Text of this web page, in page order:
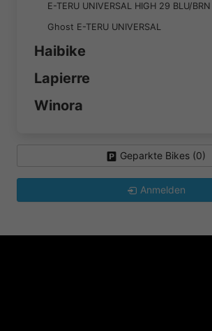
E-TERU UNIVERSAL HIGH 29 BLU/
Ghost E-TERU UNIVERSAL
Haibike
Lapierre
Winora
Geparkte Bikes (0)
Anmelden